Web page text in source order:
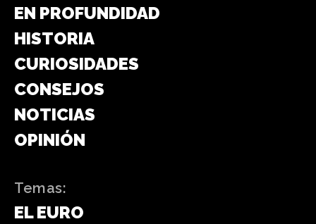
EN PROFUNDIDAD
HISTORIA
CURIOSIDADES
CONSEJOS
NOTICIAS
OPINIÓN
Temas:
EL EURO